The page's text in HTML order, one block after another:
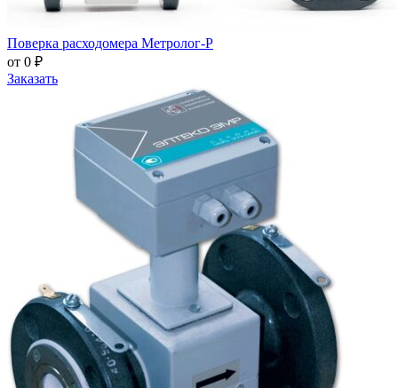
Поверка расходомера Метролог-Р
от 0 ₽
Заказать